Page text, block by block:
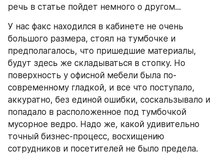
речь в статье пойдет немного о другом...
У нас факс находился в кабинете не очень
большого размера, стоял на тумбочке и
предполагалось, что пришедшие материалы,
будут здесь же складываться в стопку. Но
поверхность у офисной мебели была по-
современному гладкой, и все что поступало,
аккуратно, без единой ошибки, соскальзывало и
попадало в расположенное под тумбочкой
мусорное ведро. Надо же, какой удивительно
точный бизнес-процесс, восхищению
сотрудников и посетителей не было предела.